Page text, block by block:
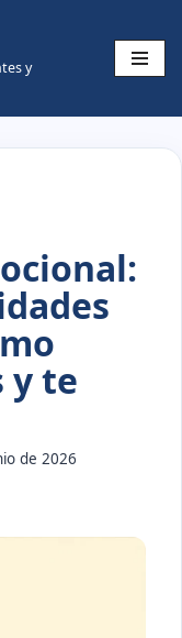
y
y te
de 2026